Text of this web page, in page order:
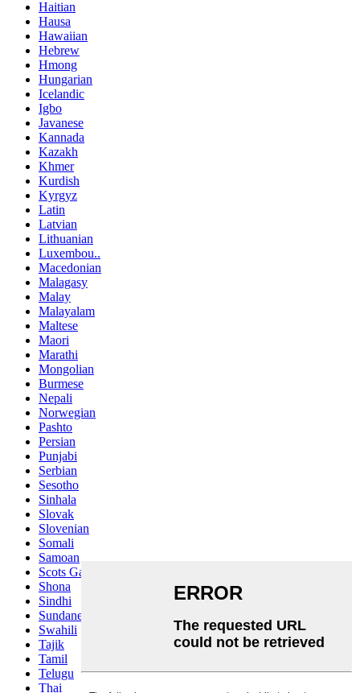
Haitian
Hausa
Hawaiian
Hebrew
Hmong
Hungarian
Icelandic
Igbo
Javanese
Kannada
Kazakh
Khmer
Kurdish
Kyrgyz
Latin
Latvian
Lithuanian
Luxembou..
Macedonian
Malagasy
Malay
Malayalam
Maltese
Maori
Marathi
Mongolian
Burmese
Nepali
Norwegian
Pashto
Persian
Punjabi
Serbian
Sesotho
Sinhala
Slovak
Slovenian
Somali
Samoan
Scots Gaelic
Shona
Sindhi
Sundanese
Swahili
Tajik
Tamil
Telugu
Thai